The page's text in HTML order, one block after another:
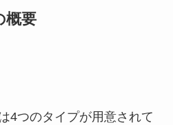
概要
4つのタイプが用意されて